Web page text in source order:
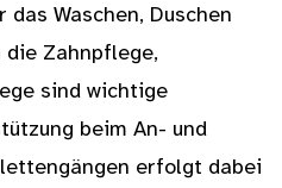
Waschen, Duschen
die Zahnpflege,
sind wichtige
beim An- und
erfolgt dabei